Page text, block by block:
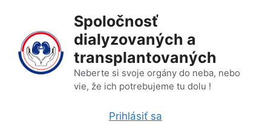
obsah
Spoločnosť
dialyzovaných a
transplantovaných
Neberte si svoje orgány do neba, nebo
vie, že ich potrebujeme tu dolu !
Prihlásiť sa